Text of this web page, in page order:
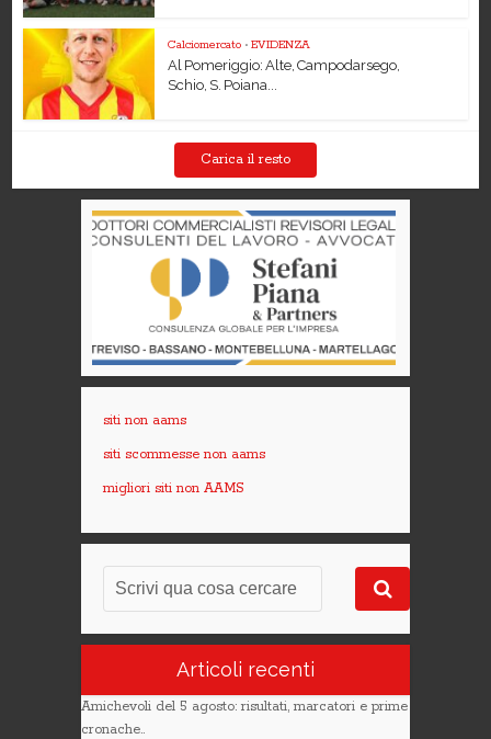
Calciomercato • EVIDENZA
Al Pomeriggio: Alte, Campodarsego,
Schio, S. Poiana...
Carica il resto
siti non aams
siti scommesse non aams
migliori siti non AAMS
Articoli recenti
Amichevoli del 5 agosto: risultati, marcatori e prime
cronache..